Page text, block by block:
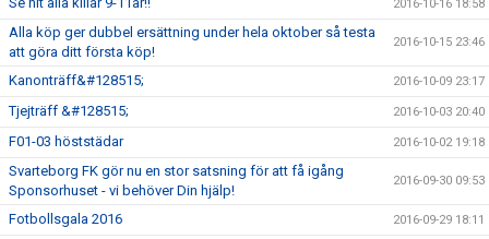
2016-10-16 18:58
Alla köp ger dubbel ersättning under hela oktober så testa
att göra ditt första köp!
2016-10-15 23:46
Kanonträff&#128515; 2016-10-09 23:17
Tjejträff &#128515; 2016-10-03 20:40
F01-03 höststädar 2016-10-02 19:18
Svarteborg FK gör nu en stor satsning för att få igång
Sponsorhuset - vi behöver Din hjälp!
2016-09-30 09:53
Fotbollsgala 2016 2016-09-29 18:11